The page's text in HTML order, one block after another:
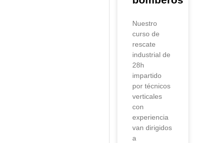
Nuestro
curso de
rescate
industrial de
28h
impartido
por técnicos
verticales
con
experiencia
van dirigidos
a